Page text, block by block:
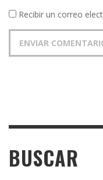
Recibir un correo
BUSCAR